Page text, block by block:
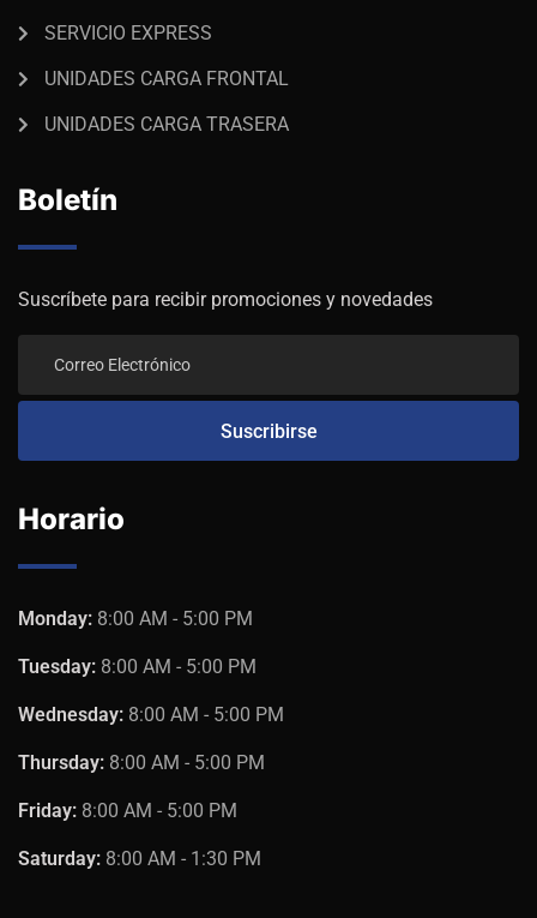
SERVICIO EXPRESS
UNIDADES CARGA FRONTAL
UNIDADES CARGA TRASERA
Boletín
Suscríbete para recibir promociones y novedades
Horario
Monday: 8:00 AM - 5:00 PM
Tuesday: 8:00 AM - 5:00 PM
Wednesday: 8:00 AM - 5:00 PM
Thursday: 8:00 AM - 5:00 PM
Friday: 8:00 AM - 5:00 PM
Saturday: 8:00 AM - 1:30 PM